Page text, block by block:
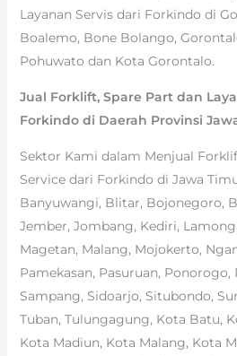
Layanan Servis dari Forkindo di
Boalemo, Bone Bolango,
Pohuwato dan Kota Gorontalo.
Jual Forklift, Spare Part dan
Forkindo di Daerah Provinsi
Sektor Kami dalam Menjual
Service dari Forkindo di Jawa
Banyuwangi, Blitar, Bojonegoro,
Jember, Jombang, Kediri,
Magetan, Malang, Mojokerto,
Pamekasan, Pasuruan,
Sampang, Sidoarjo, Situbondo,
Tuban, Tulungagung, Kota Batu,
Kota Madiun, Kota Malang, Kota